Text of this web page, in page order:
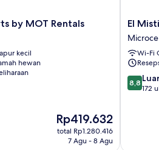
by MOT Rentals
kecil
hewan
Harga
sekarang
Rp419.632
Rp419.632
total Rp1.280.416
7 Agu - 8 Agu
El
Misti
Suites
Buenos
Aires
El
Wi-Fi
8.8
dari
8,8
172